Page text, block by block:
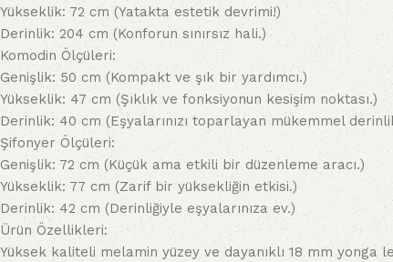
Yükseklik: 72 cm (Yatakta estetik devrimi!)
Derinlik: 204 cm (Konforun sınırsız hali.)
Komodin Ölçüleri:
Genişlik: 50 cm (Kompakt ve şık bir yardımcı.)
Yükseklik: 47 cm (Şıklık ve fonksiyonun kesişim noktası.)
Derinlik: 40 cm (Eşyalarınızı toparlayan mükemmel
Şifonyer Ölçüleri:
Genişlik: 72 cm (Küçük ama etkili bir düzenleme aracı.)
Yükseklik: 77 cm (Zarif bir yüksekliğin etkisi.)
Derinlik: 42 cm (Derinliğiyle eşyalarınıza ev.)
Ürün Özellikleri:
Yüksek kaliteli melamin yüzey ve dayanıklı 18 mm yonga